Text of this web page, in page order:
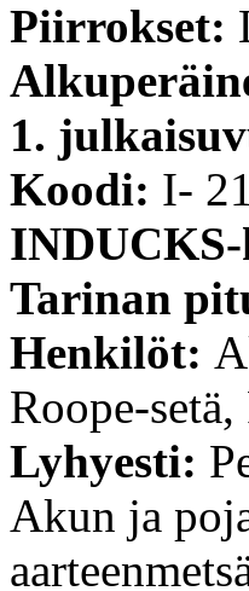
Piirrokset:
1.
Koodi: I-
Tarinan
Henkilöt:
Roope-
Lyhyesti:
Akun ja